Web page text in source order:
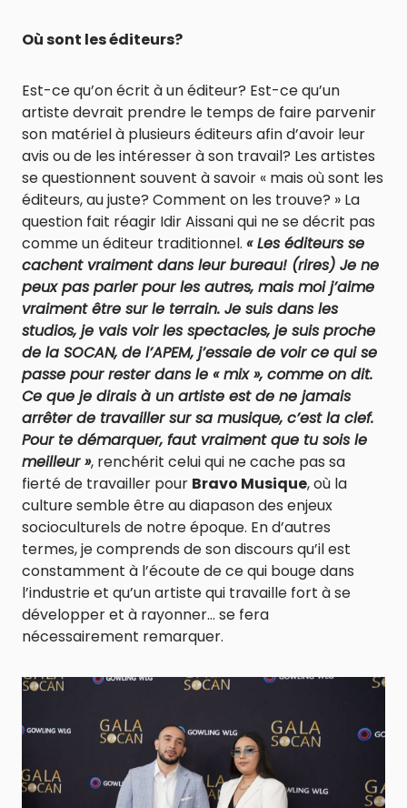
Où sont les éditeurs?
Est-ce qu’on écrit à un éditeur? Est-ce qu’un
artiste devrait prendre le temps de faire parvenir
son matériel à plusieurs éditeurs afin d’avoir leur
avis ou de les intéresser à son travail? Les artistes
se questionnent souvent à savoir « mais où sont les
éditeurs, au juste? Comment on les trouve? » La
question fait réagir Idir Aissani qui ne se décrit pas
comme un éditeur traditionnel. « Les éditeurs se
cachent vraiment dans leur bureau! (rires) Je ne
peux pas parler pour les autres, mais moi j’aime
vraiment être sur le terrain. Je suis dans les
studios, je vais voir les spectacles, je suis proche
de la SOCAN, de l’APEM, j’essaie de voir ce qui se
passe pour rester dans le « mix », comme on dit.
Ce que je dirais à un artiste est de ne jamais
arrêter de travailler sur sa musique, c’est la clef.
Pour te démarquer, faut vraiment que tu sois le
meilleur », renchérit celui qui ne cache pas sa
fierté de travailler pour Bravo Musique, où la
culture semble être au diapason des enjeux
socioculturels de notre époque. En d’autres
termes, je comprends de son discours qu’il est
constamment à l’écoute de ce qui bouge dans
l’industrie et qu’un artiste qui travaille fort à se
développer et à rayonner… se fera
nécessairement remarquer.